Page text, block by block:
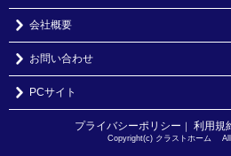
会社概要
お問い合わせ
PCサイト
プライバシーポリシー ｜ 利用規
Copyright(c) クラストホーム